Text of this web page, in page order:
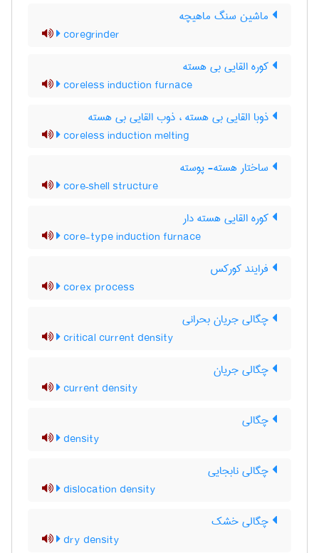
ماشین سنگ ماهیچه
coregrinder
کوره القایی بی هسته
coreless induction furnace
ذوبا القایی بی هسته ، ذوب القایی بی هسته
coreless induction melting
ساختار هسته- پوسته
core–shell structure
کوره القایی هسته دار
core-type induction furnace
فرایند کورکس
corex process
چگالی جریان بحرانی
critical current density
چگالی جریان
current density
چگالی
density
چگالی نابجایی
dislocation density
چگالی خشک
dry density